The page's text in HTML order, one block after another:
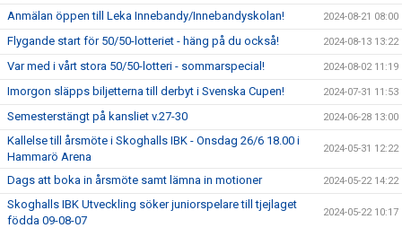
Anmälan öppen till Leka Innebandy/Innebandyskolan! 2024-08-21 08:00
Flygande start för 50/50-lotteriet - häng på du också! 2024-08-13 13:22
Var med i vårt stora 50/50-lotteri - sommarspecial! 2024-08-02 11:19
Imorgon släpps biljetterna till derbyt i Svenska Cupen! 2024-07-31 11:53
Semesterstängt på kansliet v.27-30 2024-06-28 13:00
Kallelse till årsmöte i Skoghalls IBK - Onsdag 26/6 18.00 i
Hammarö Arena
2024-05-31 12:22
Dags att boka in årsmöte samt lämna in motioner 2024-05-22 14:22
Skoghalls IBK Utveckling söker juniorspelare till tjejlaget
födda 09-08-07
2024-05-22 10:17